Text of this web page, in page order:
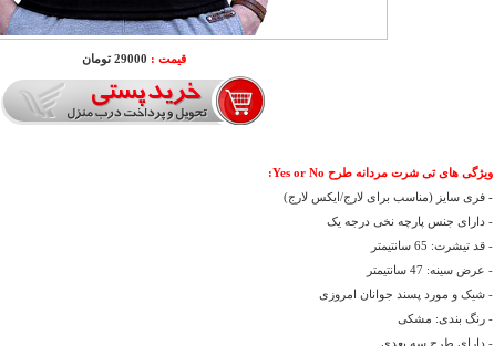
قیمت : 29000 تومان
ویژگی های تی شرت مردانه طرح Yes or No:
- فری سایز (مناسب برای لارج/ایکس لارج)
- دارای جنس پارچه نخی درجه یک
- قد تیشرت: 65 سانتیمتر
- عرض سینه: 47 سانتیمتر
- شیک و مورد پسند جوانان امروزی
- رنگ بندی: مشکی
- دارای طرح سه بعدی